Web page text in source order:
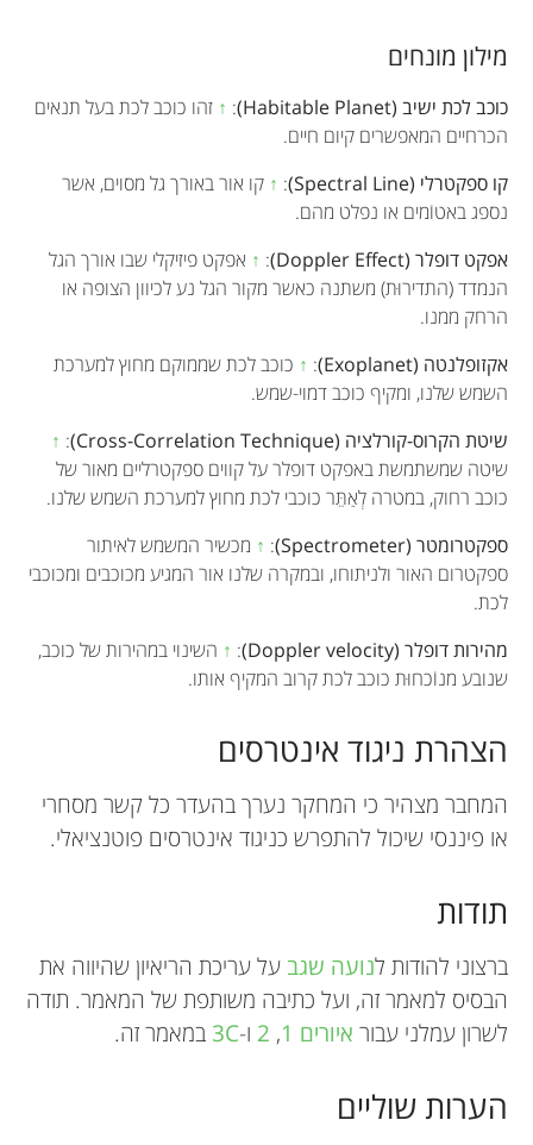
מילון מונחים
כוכב לכת ישיב (Habitable Planet) :
↑ זהו כוכב לכת בעל תנאים
הכרחיים המאפשרים קיום חיים.
קו ספקטרלי (Spectral Line)
:
↑ קו אור באורך גל מסוים, אשר
נספג באטוֹמים או נפלט מהם.
אפקט דופלר (Doppler Effect)
:
↑ אפקט פיזיקלי שבו אורך הגל
הנמדד (התדירוּת) משתנה כאשר מקור הגל נע לכיוון הצופה או
הרחק ממנו.
אקזופלנטה (Exoplanet)
:
↑ כוכב לכת שממוקם מחוץ למערכת
השמש שלנו, ומקיף כוכב דמוי-שמש.
שיטת הקרוס-קורלציה (Cross-Correlation Technique)
:
↑
שיטה שמשתמשת באפקט דופלר על קווים ספקטרליים מאור של
כוכב רחוק, במטרה לְאַתֵּר כוכבי לכת מחוץ למערכת השמש שלנו.
ספקטרומטר (Spectrometer)
:
↑ מכשיר המשמש לאיתור
ספקטרום האור ולניתוחו, ובמקרה שלנו אור המגיע מכוכבים ומכוכבי
לכת.
מהירות דופלר (Doppler velocity)
:
↑ השינוי במהירות של כוכב,
שנובע מנוֹכחוּת כוכב לכת קרוב המקיף אותו.
הצהרת ניגוד אינטרסים
המחבר מצהיר כי המחקר נערך בהעדר כל קשר מסחרי
או פיננסי שיכול להתפרש כניגוד אינטרסים פוטנציאלי.
תודות
ברצוני להודות לנועה שגב על עריכת הריאיון שהיווה את
הבסיס למאמר זה, ועל כתיבה משותפת של המאמר. תודה
לשרון עמלני עבור איורים 1 ,
2 ו-3C במאמר זה.
הערות שוליים